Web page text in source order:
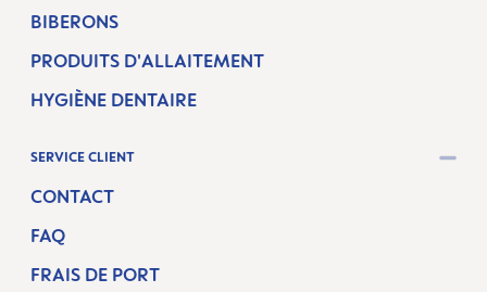
BIBERONS
PRODUITS D'ALLAITEMENT
HYGIÈNE DENTAIRE
SERVICE CLIENT
CONTACT
FAQ
FRAIS DE PORT